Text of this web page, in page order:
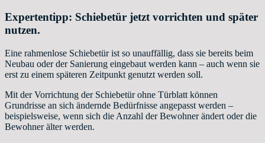
Expertentipp: Schiebetür jetzt vorrichten und später
nutzen.
Eine rahmenlose Schiebetür ist so unauffällig, dass sie bereits beim
Neubau oder der Sanierung eingebaut werden kann – auch wenn sie
erst zu einem späteren Zeitpunkt genutzt werden soll.
Mit der Vorrichtung der Schiebetür ohne Türblatt können
Grundrisse an sich ändernde Bedürfnisse angepasst werden –
beispielsweise, wenn sich die Anzahl der Bewohner ändert oder die
Bewohner älter werden.